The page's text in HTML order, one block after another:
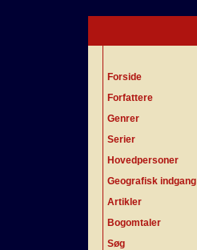
Forside
Forfattere
Genrer
Serier
Hovedpersoner
Geografisk indgang
Artikler
Bogomtaler
Søg